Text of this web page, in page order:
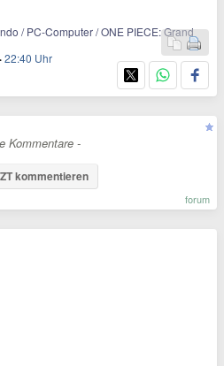
/ PC-Computer / ONE PIECE: Grand
·22:40 Uhr
Kommentare -
kommentieren
forum